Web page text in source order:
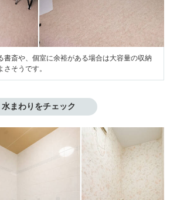
書斎や、個室に余裕がある場合は大容量の収納
そうです。
水まわりをチェック